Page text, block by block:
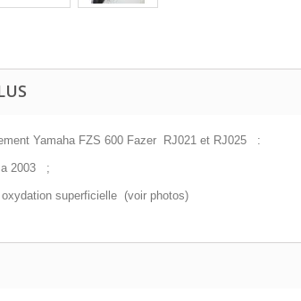
Yamaha FZS 600 Fazer RJ021 et RJ025 :
a 2003 ;
superficielle (voir photos)